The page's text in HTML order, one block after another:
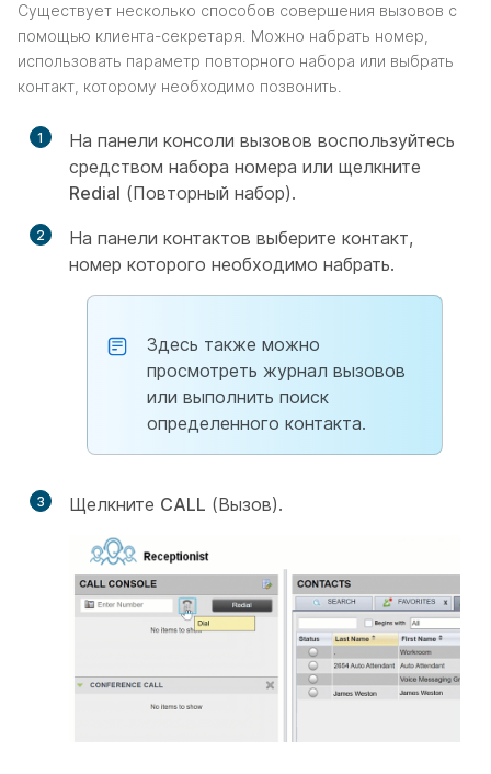
Существует несколько способов совершения вызовов с
помощью клиента-секретаря. Можно набрать номер,
использовать параметр повторного набора или выбрать
контакт, которому необходимо позвонить.
1
На панели консоли вызовов воспользуйтесь
средством набора номера или щелкните
Redial (Повторный набор).
2
На панели контактов выберите контакт,
номер которого необходимо набрать.
Здесь также можно
просмотреть журнал вызовов
или выполнить поиск
определенного контакта.
3 Щелкните CALL (Вызов).